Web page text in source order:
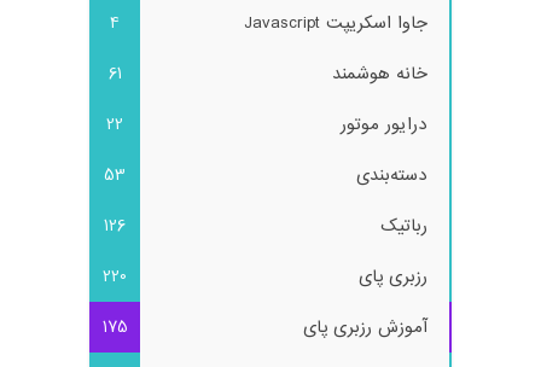
جاوا اسکریپت Javascript
4
خانه هوشمند
61
درایور موتور
22
دسته‌بندی
53
رباتیک
126
رزبری پای
220
آموزش رزبری پای
175